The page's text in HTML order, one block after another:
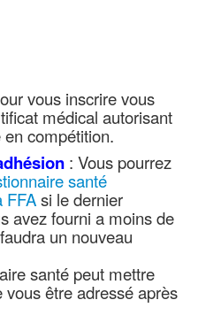
vous inscrire vous
médical autorisant
compétition.
: Vous pourrez
santé
FFAsi le dernier
avez fourni a moins de
un nouveau
santé peut mettre
être adressé après